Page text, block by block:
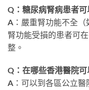
Q：糖尿病腎病患者
A：嚴重腎功能不全
腎功能受損的患者可
整。
Q：在哪些香港醫院
A：可以到各區公立